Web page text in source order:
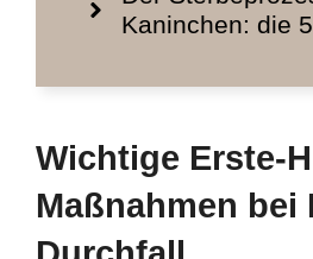
Kaninchen: die
Wichtige Erste-
Maßnahmen bei